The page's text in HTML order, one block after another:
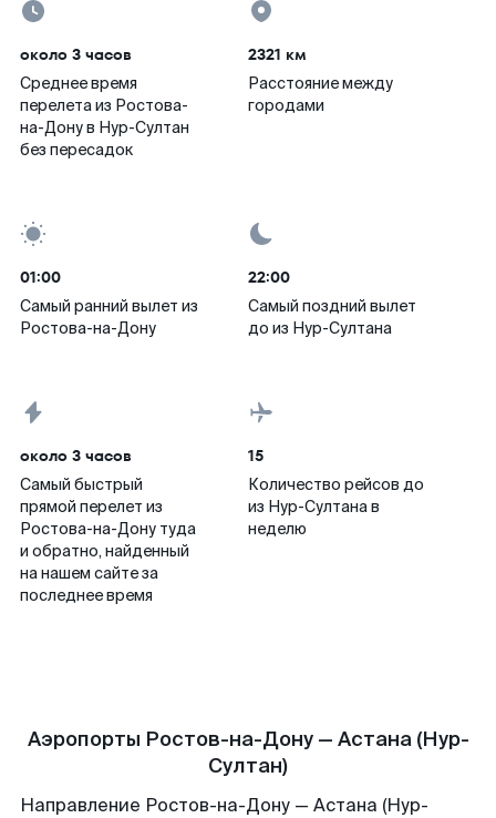
около 3 часов
Среднее время
перелета из Ростова-
на-Дону в Нур-Султан
без пересадок
2321 км
Расстояние между
городами
01:00
Самый ранний вылет из
Ростова-на-Дону
22:00
Самый поздний вылет
до из Нур-Султана
около 3 часов
Самый быстрый
прямой перелет из
Ростова-на-Дону туда
и обратно, найденный
на нашем сайте за
последнее время
15
Количество рейсов до
из Нур-Султана в
неделю
Аэропорты Ростов-на-Дону — Астана (Нур-
Султан)
Направление Ростов-на-Дону — Астана (Нур-